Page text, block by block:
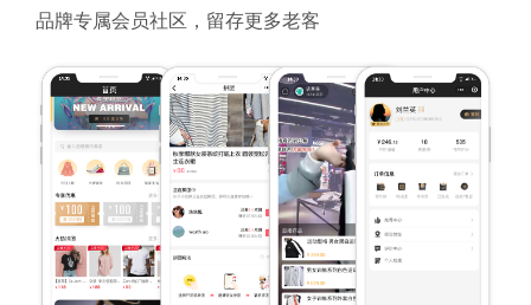
品牌专属会员社区，留存更多老客